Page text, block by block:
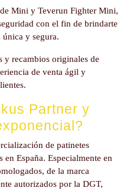
Mini y Teverun Fighter Mini,
con el fin de brindarte
y segura.
y recambios originales de
de venta ágil y
Partner y
de patinetes
España. Especialmente en
de la marca
autorizados por la DGT,